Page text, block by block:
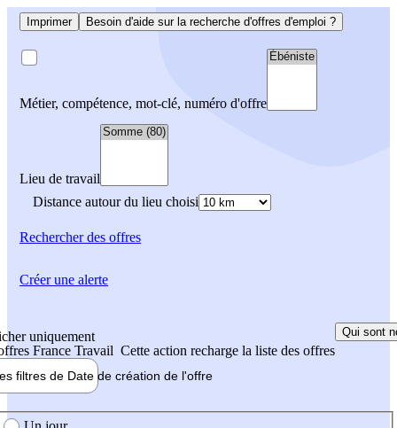
Imprimer Besoin d'aide sur la recherche d'offres d'emploi ?
Métier, compétence, mot-clé, numéro d'offre
Lieu de travail
Distance autour du lieu choisi
Rechercherdes offres
uniquement
France Travail Cette action recharge la liste des offres
Qui sont
filtres de Date de création de l'offre
création de l'offre
Créer une alerte